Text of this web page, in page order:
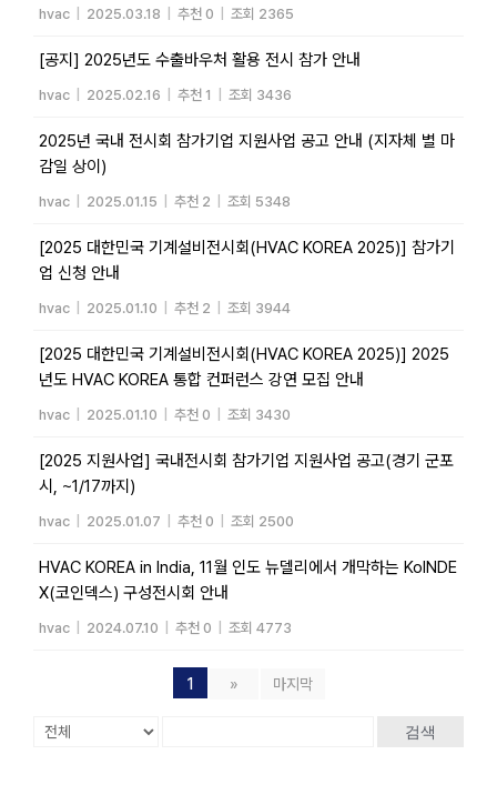
hvac 2025.03.18 추천 0 조회 2365
[공지] 2025년도 수출바우처 활용 전시 참가 안내
hvac 2025.02.16 추천 1 조회 3436
2025년 국내 전시회 참가기업 지원사업 공고 안내 (지자체 별 마
감일 상이)
hvac 2025.01.15 추천 2 조회 5348
[2025 대한민국 기계설비전시회(HVAC KOREA 2025)] 참가기
업 신청 안내
hvac 2025.01.10 추천 2 조회 3944
[2025 대한민국 기계설비전시회(HVAC KOREA 2025)] 2025
년도 HVAC KOREA 통합 컨퍼런스 강연 모집 안내
hvac 2025.01.10 추천 0 조회 3430
[2025 지원사업] 국내전시회 참가기업 지원사업 공고(경기 군포
시, ~1/17까지)
hvac 2025.01.07 추천 0 조회 2500
HVAC KOREA in India, 11월 인도 뉴델리에서 개막하는 KoINDE
X(코인덱스) 구성전시회 안내
hvac 2024.07.10 추천 0 조회 4773
1 » 마지막
검색